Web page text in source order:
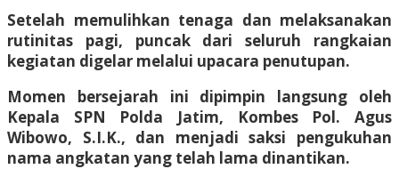
​Setelah memulihkan tenaga dan melaksanakan
rutinitas pagi, puncak dari seluruh rangkaian
kegiatan digelar melalui upacara penutupan.
Momen bersejarah ini dipimpin langsung oleh
Kepala SPN Polda Jatim, Kombes Pol. Agus
Wibowo, S.I.K., dan menjadi saksi pengukuhan
nama angkatan yang telah lama dinantikan.